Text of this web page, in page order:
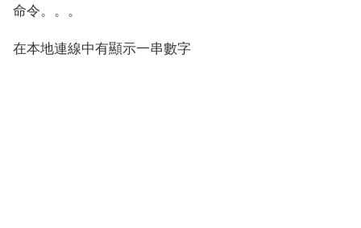
命令。。。
在本地連線中有顯示一串數字